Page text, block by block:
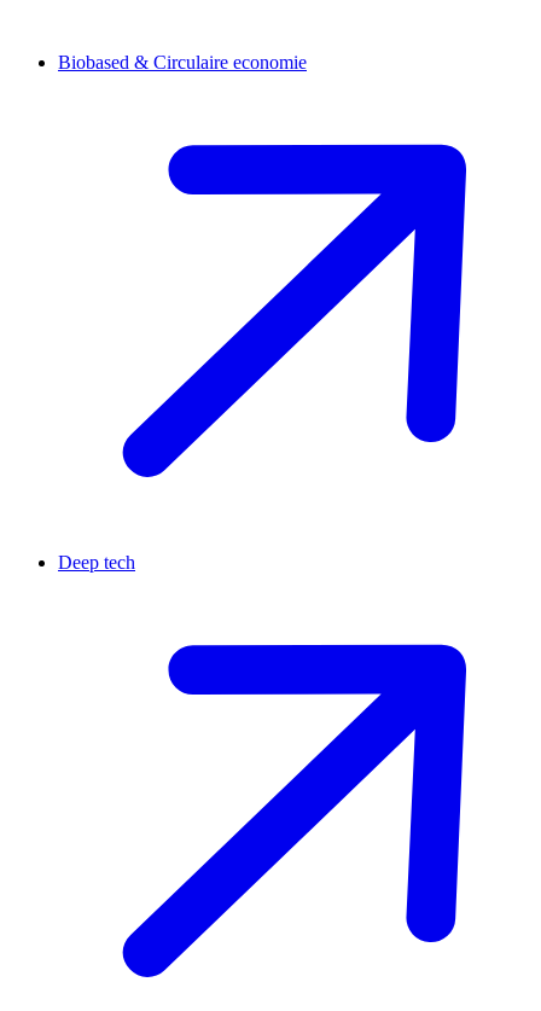
Biobased & Circulaire economie
Deep tech